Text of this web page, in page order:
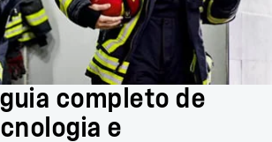
guia completo de
e